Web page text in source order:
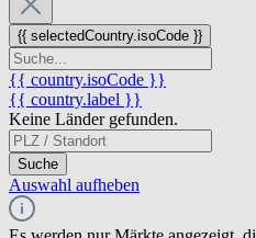
{{ selectedCountry.isoCode }}
{{ country.isoCode }}
{{ country.label }}
Keine Länder gefunden.
Suche
Auswahl aufheben